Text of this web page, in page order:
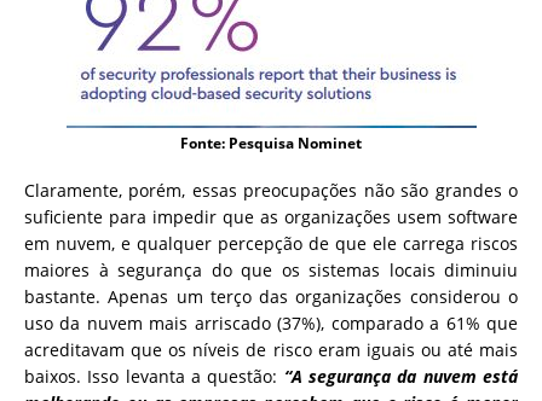
Fonte: Pesquisa Nominet
Claramente, porém, essas preocupações não são grandes o
suficiente para impedir que as organizações usem software
em nuvem, e qualquer percepção de que ele carrega riscos
maiores à segurança do que os sistemas locais diminuiu
bastante. Apenas um terço das organizações considerou o
uso da nuvem mais arriscado (37%), comparado a 61% que
acreditavam que os níveis de risco eram iguais ou até mais
baixos. Isso levanta a questão: “A segurança da nuvem está